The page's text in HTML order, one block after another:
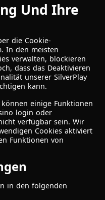
Und Ihre
die Cookie-
In den meisten
verwalten, blockieren
dass das Deaktivieren
unserer SilverPlay
kann.
einige Funktionen
login oder
verfügbar sein. Wir
Cookies aktiviert
Funktionen von
in den folgenden